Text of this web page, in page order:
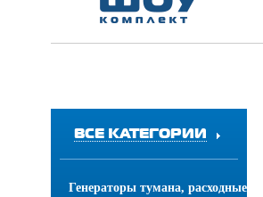
ВСЕ КАТЕГОРИИ
Генераторы тумана, расходные